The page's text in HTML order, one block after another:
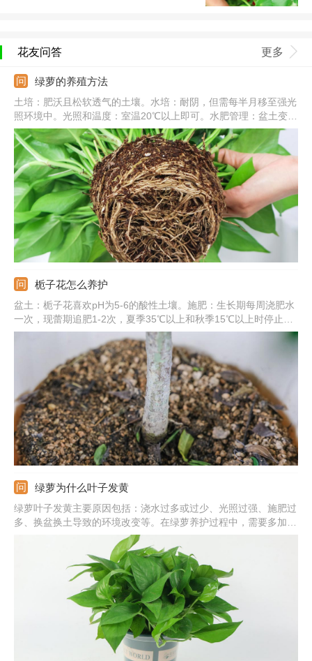
花友问答 更多
绿萝的养殖方法
土培：肥沃且松软透气的土壤。水培：耐阴，但需每半月移至强光
照环境中。光照和温度：室温20℃以上即可。水肥管理：盆土变干
需要及时浇水，一次浇透，秋冬减少浇水和施肥。常见病害：炭疽
病、根腐病、叶斑病。
栀子花怎么养护
盆土：栀子花喜欢pH为5-6的酸性土壤。施肥：生长期每周浇肥水
一次，现蕾期追肥1-2次，夏季35℃以上和秋季15℃以上时停止施
肥。浇水：保持盆土湿润，晚上可喷雾将叶片淋湿。光照：要充
足，除七八月份正午外可放在阳光下养护。
绿萝为什么叶子发黄
绿萝叶子发黄主要原因包括：浇水过多或过少、光照过强、施肥过
多、换盆换土导致的环境改变等。在绿萝养护过程中，需要多加观
察，发现叶片发黄及时找出对应原因并作出处理。